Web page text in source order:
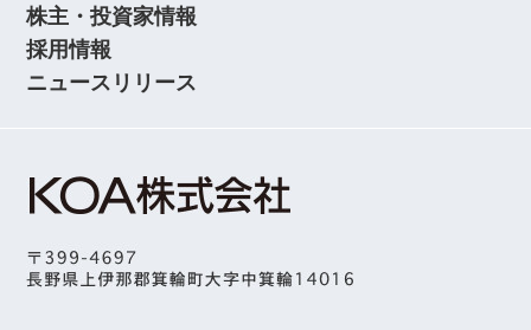
株主・投資家情報
採用情報
ニュースリリース